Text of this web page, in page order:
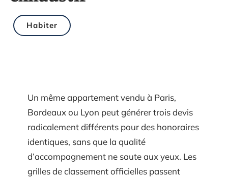
Habiter
Un même appartement vendu à Paris,
Bordeaux ou Lyon peut générer trois devis
radicalement différents pour des honoraires
identiques, sans que la qualité
d’accompagnement ne saute aux yeux. Les
grilles de classement officielles passent